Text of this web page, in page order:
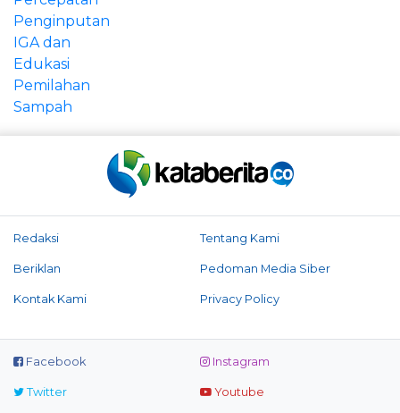
Redaksi Tentang Kami
Beriklan Pedoman Media Siber
Kontak Kami Privacy Policy
Facebook Instagram
Twitter Youtube